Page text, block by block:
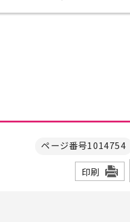
ページ番号1014754
印刷